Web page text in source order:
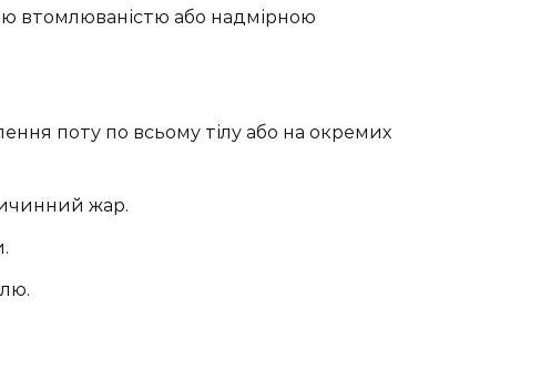
втомлюваністю або надмірною
поту по всьому тілу або на окремих
жар.